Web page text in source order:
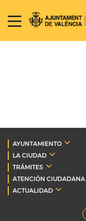
AYUNTAMIENTO
LA CIUDAD
TRÁMITES
ATENCIÓN CIUDADANA
ACTUALIDAD